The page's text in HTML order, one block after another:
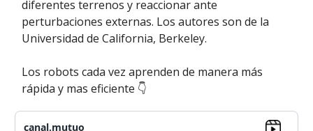
diferentes terrenos y reaccionar ante
perturbaciones externas. Los autores son de la
Universidad de California, Berkeley.
Los robots cada vez aprenden de manera más
rápida y mas eficiente 👇
canal.mutuo